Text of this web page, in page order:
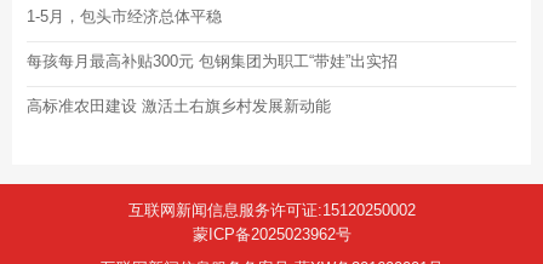
1-5月，包头市经济总体平稳
每孩每月最高补贴300元 包钢集团为职工“带娃”出实招
高标准农田建设 激活土右旗乡村发展新动能
互联网新闻信息服务许可证:15120250002
蒙ICP备2025023962号